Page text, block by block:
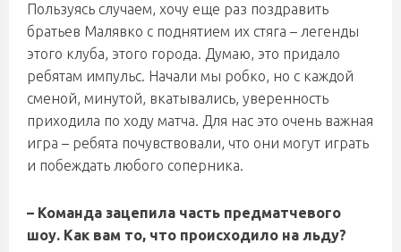
Пользуясь случаем, хочу еще раз поздравить
братьев Малявко с поднятием их стяга – легенды
этого клуба, этого города. Думаю, это придало
ребятам импульс. Начали мы робко, но с каждой
сменой, минутой, вкатывались, уверенность
приходила по ходу матча. Для нас это очень важная
игра – ребята почувствовали, что они могут играть
и побеждать любого соперника.
– Команда зацепила часть предматчевого
шоу. Как вам то, что происходило на льду?